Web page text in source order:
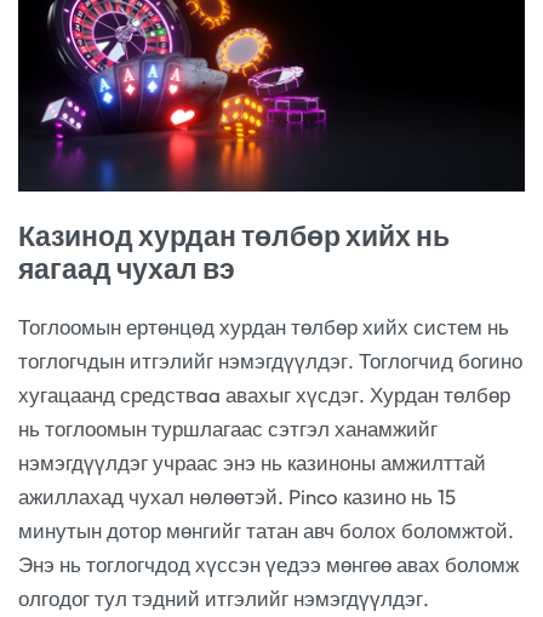
Казинод хурдан төлбөр хийх нь
яагаад чухал вэ
Тоглоомын ертөнцөд хурдан төлбөр хийх систем нь
тоглогчдын итгэлийг нэмэгдүүлдэг. Тоглогчид богино
хугацаанд средствaa авахыг хүсдэг. Хурдан төлбөр
нь тоглоомын туршлагаас сэтгэл ханамжийг
нэмэгдүүлдэг учраас энэ нь казиноны амжилттай
ажиллахад чухал нөлөөтэй. Pinco казино нь 15
минутын дотор мөнгийг татан авч болох боломжтой.
Энэ нь тоглогчдод хүссэн үедээ мөнгөө авах боломж
олгодог тул тэдний итгэлийг нэмэгдүүлдэг.